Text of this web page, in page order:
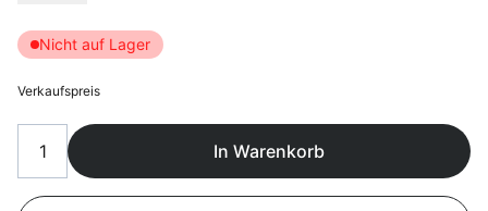
Nicht auf Lager
Verkaufspreis
In Warenkorb